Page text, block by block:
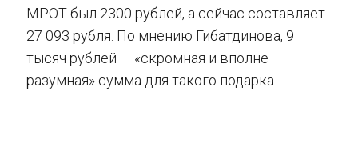
МРОТ был 2300 рублей, а сейчас составляет
27 093 рубля. По мнению Гибатдинова, 9
тысяч рублей — «скромная и вполне
разумная» сумма для такого подарка.